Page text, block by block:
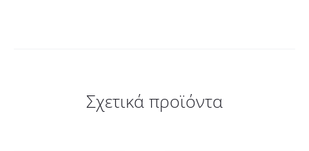
Σχετικά προϊόντα